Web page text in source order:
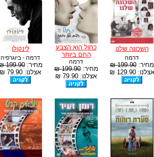
השכונה שלנו
דרמה
מחיר:199.90 ₪
אצלנו: 129.90 ₪
כחול הוא הצבע
החם ביותר
דרמה
מחיר:199.90 ₪
אצלנו: 79.90 ₪
לינקולן
דרמה - ביוגרפיה
מחיר:199.90 ₪
אצלנו: 79.90 ₪